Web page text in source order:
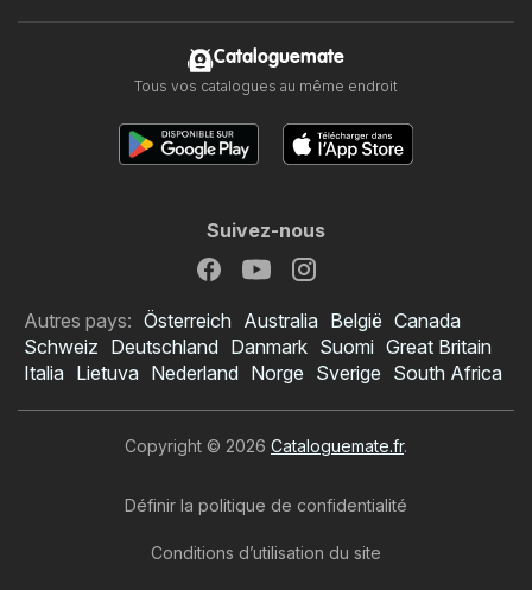
Cataloguemate
Tous vos catalogues au même endroit
Suivez-nous
Autres pays: Österreich Australia België Canada
Schweiz Deutschland Danmark Suomi Great Britain
Italia Lietuva Nederland Norge Sverige South Africa
Copyright © 2026 Cataloguemate.fr.
Définir la politique de confidentialité
Conditions d’utilisation du site